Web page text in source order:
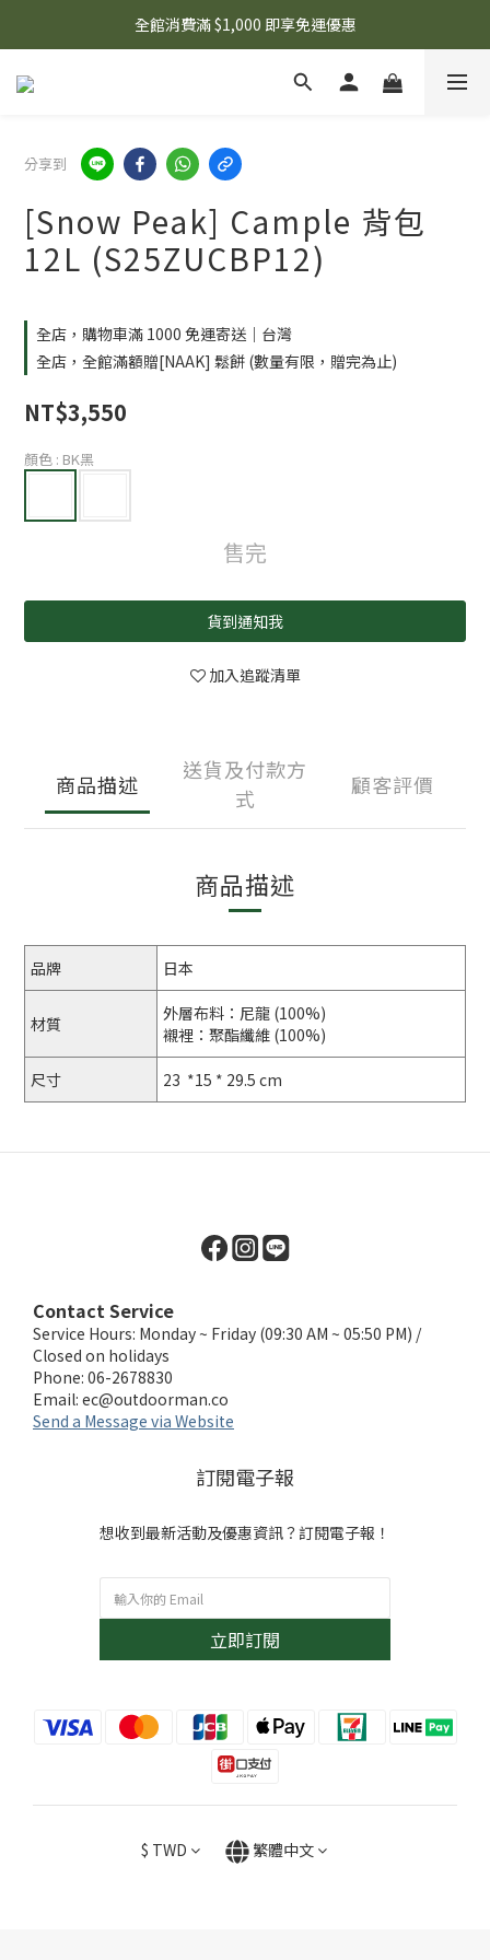
🌟 想知道現在有什麼優惠嗎？ 點擊查看最新優惠！
全館消費滿 $1,000 即享免運優惠
🌟 想知道現在有什麼優惠嗎？ 點擊查看最新優惠！
分享到
[Snow Peak] Cample 背包
12L (S25ZUCBP12)
全店，購物車滿 1000 免運寄送｜台灣
全店，全館滿額贈[NAAK] 鬆餅 (數量有限，贈完為止)
NT$3,550
顏色 : BK黑
售完
貨到通知我
加入追蹤清單
商品描述
送貨及付款方
式
顧客評價
商品描述
品牌 日本
材質
外層布料：尼龍 (100%)
襯裡：聚酯纖維 (100%)
尺寸 23 *15 * 29.5 cm
Contact Service
Service Hours: Monday ~ Friday (09:30 AM ~ 05:50 PM) /
Closed on holidays
Phone: 06-2678830
Email: ec@outdoorman.co
Send a Message via Website
訂閱電子報
想收到最新活動及優惠資訊？訂閱電子報！
立即訂閱
$ TWD 繁體中文